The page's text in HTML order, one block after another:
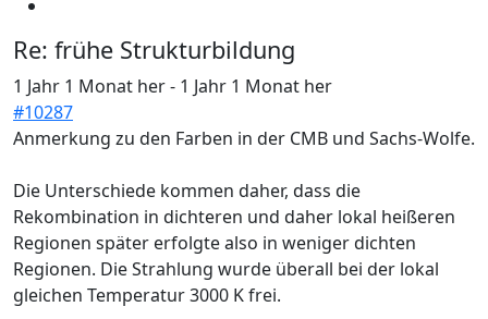
Re: frühe Strukturbildung
1 Jahr 1 Monat her- 1 Jahr 1 Monat her
#10287
Anmerkung zu den Farben in der CMB und Sachs-Wolfe.
Die Unterschiede kommen daher, dass die
Rekombination in dichteren und daher lokal heißeren
Regionen später erfolgte also in weniger dichten
Regionen. Die Strahlung wurde überall bei der lokal
gleichen Temperatur 3000 K frei.